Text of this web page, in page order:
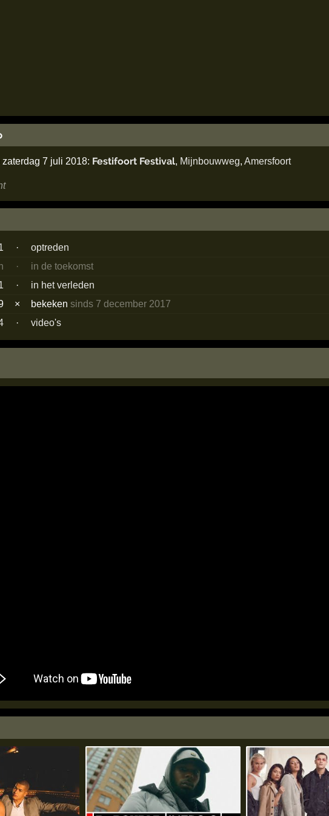
7 juli 2018: Festifoort Festival, Mijnbouwweg, Amersfoort
·
optreden
·
in de toekomst
·
in het verleden
× bekekensinds 7 december 2017
· video's